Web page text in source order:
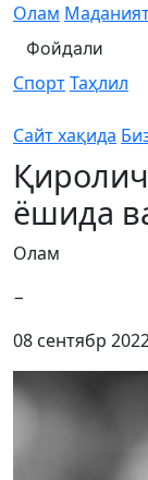
Олам
Фойдали
СпортТаҳлил
Сайт хақида
ёшида
Олам
−
08 сентябр